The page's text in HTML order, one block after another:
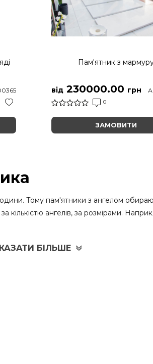
Пам'ятник з
від 230000.00 грн
0
ЗАМОВИТИ
Тому пам'ятники з ангелом
ангелів, за розмірами.
Адже саме ангел вважається
БІЛЬШЕ